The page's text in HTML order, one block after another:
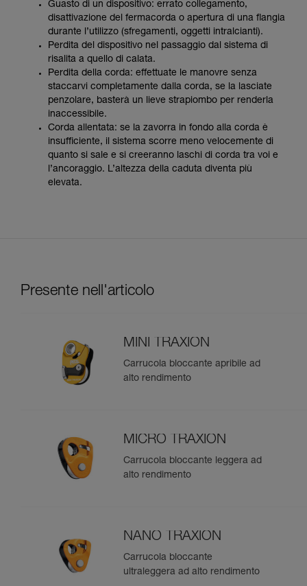
Guasto di un dispositivo: errato collegamento,
disattivazione del fermacorda o apertura di una flangia
durante l’utilizzo (sfregamenti, oggetti intralcianti).
Perdita del dispositivo nel passaggio dal sistema di
risalita a quello di calata.
Perdita della corda: effettuate le manovre senza
staccarvi completamente dalla corda, se la lasciate
penzolare, basterà un lieve strapiombo per renderla
inaccessibile.
Corda allentata: se la zavorra in fondo alla corda è
insufficiente, il sistema scorre meno velocemente di
quanto si sale e si creeranno laschi di corda tra voi e
l’ancoraggio. L’altezza della caduta diventa più
elevata.
Presente nell'articolo
MINI TRAXION
Carrucola bloccante apribile ad
alto rendimento
MICRO TRAXION
Carrucola bloccante leggera ad
alto rendimento
NANO TRAXION
Carrucola bloccante
ultraleggera ad alto rendimento